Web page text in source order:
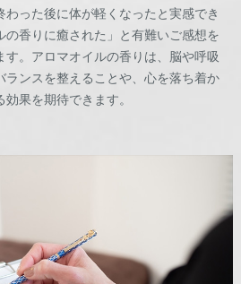
わった後に体が軽くなったと実感でき
の香りに癒された」と有難いご感想を
す。アロマオイルの香りは、脳や呼吸
ランスを整えることや、心を落ち着か
果を期待できます。